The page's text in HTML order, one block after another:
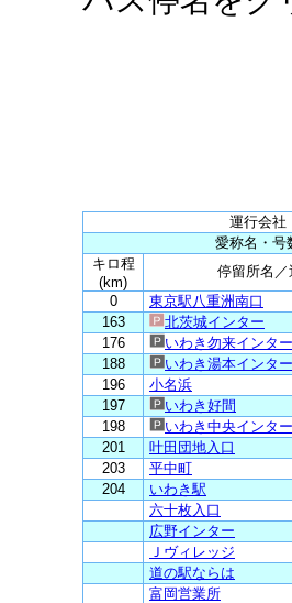
運行会社
愛称名・号
キロ程
(km)
停留所名
0
東京駅八重洲南口
163
北茨城インター
176
いわき勿来インター
188
いわき湯本インター
196
小名浜
197
いわき好間
198
いわき中央インター
201
叶田団地入口
203
平中町
204
いわき駅
六十枚入口
広野インター
Ｊヴィレッジ
道の駅ならは
富岡営業所